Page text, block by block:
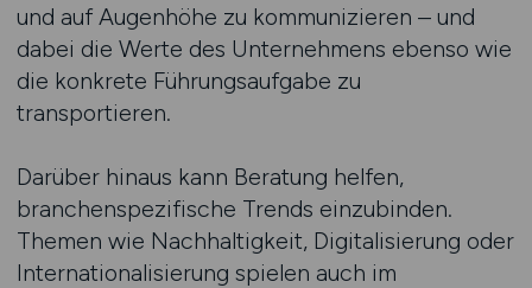
und auf Augenhöhe zu kommunizieren – und
dabei die Werte des Unternehmens ebenso wie
die konkrete Führungsaufgabe zu
transportieren.
Darüber hinaus kann Beratung helfen,
branchenspezifische Trends einzubinden.
Themen wie Nachhaltigkeit, Digitalisierung oder
Internationalisierung spielen auch im